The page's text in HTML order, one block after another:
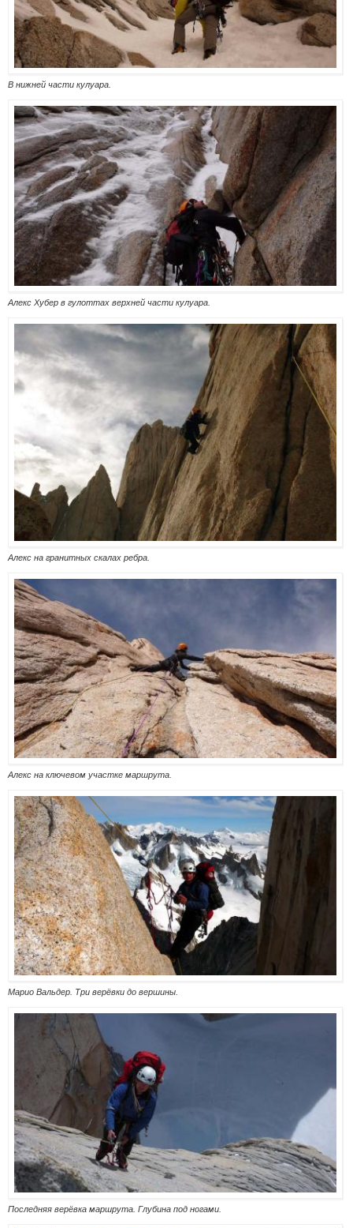
В нижней части кулуара.
Алекс Хубер в гулоттах верхней части кулуара.
Алекс на гранитных скалах ребра.
Алекс на ключевом участке маршрута.
Марио Вальдер. Три верёвки до вершины.
Последняя верёвка маршрута. Глубина под ногами.